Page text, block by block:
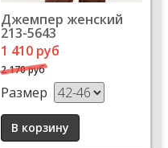
Джемпер женский
213-5643
1 410 руб
2 170 руб
Размер